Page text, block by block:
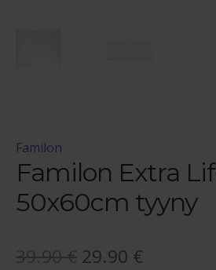
Familon
Familon Extra
50x60cm tyyny
39.90€ Alkuperäinen
29.90 €